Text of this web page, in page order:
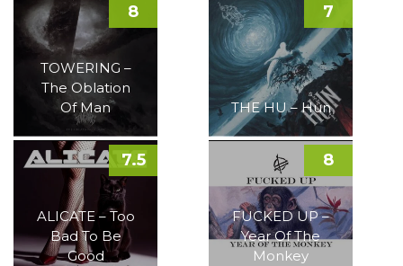
TOWERING –
The Oblation
Of Man
8
THE HU – Hun
7
ALICATE – Too
Bad To Be
Good
7.5
FUCKED UP –
Year Of The
Monkey
8